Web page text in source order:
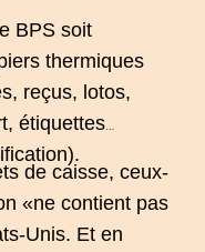
BPS soit
thermiques
reçus, lotos,
étiquettes
de caisse, ceux-
«ne contient pas
Unis. Et en